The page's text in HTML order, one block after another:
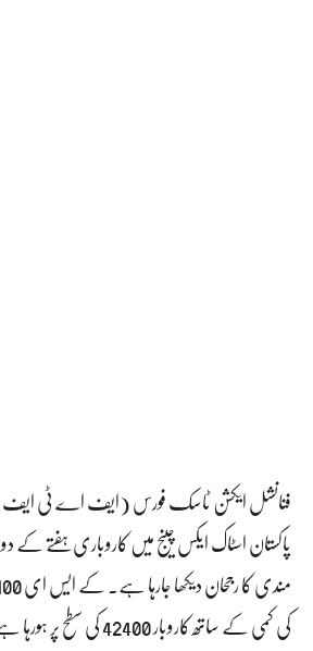
فنانشل ایکشن ٹاسک فورس (ایف اے ٹی
پاکستان اسٹاک ایکس چینج میں کاروباری ہفتے
کی کمی کے ساتھ کاروبار 42400 کی سطح پر ہورہا ہے۔